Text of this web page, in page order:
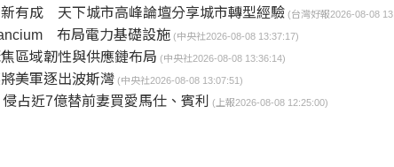
有成 天下城市高峰論壇分享城市轉型經驗 (台灣好報2026-08-08 13:52:37)
布局電力基礎設施 (中央社2026-08-08 13:37:17)
區域韌性與供應鏈布局 (中央社2026-08-08 13:36:14)
美軍逐出波斯灣 (中央社2026-08-08 13:07:51)
占近7億替前妻買愛馬仕、賓利 (上報2026-08-08 12:25:00)